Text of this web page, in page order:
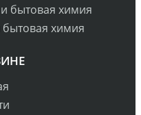
бытовая химия
бытовая химия